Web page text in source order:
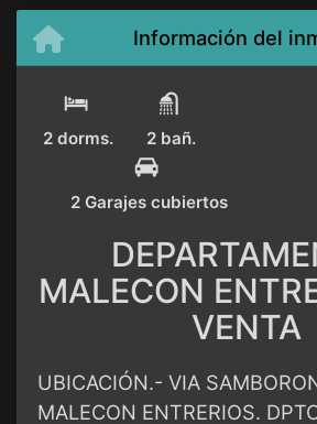
Información del
2 dorms. 2 bañ.
2 Garajes cubiertos
MALECON
VENTA
UBICACIÓN.- VIA
MALECON ENTRERIOS.